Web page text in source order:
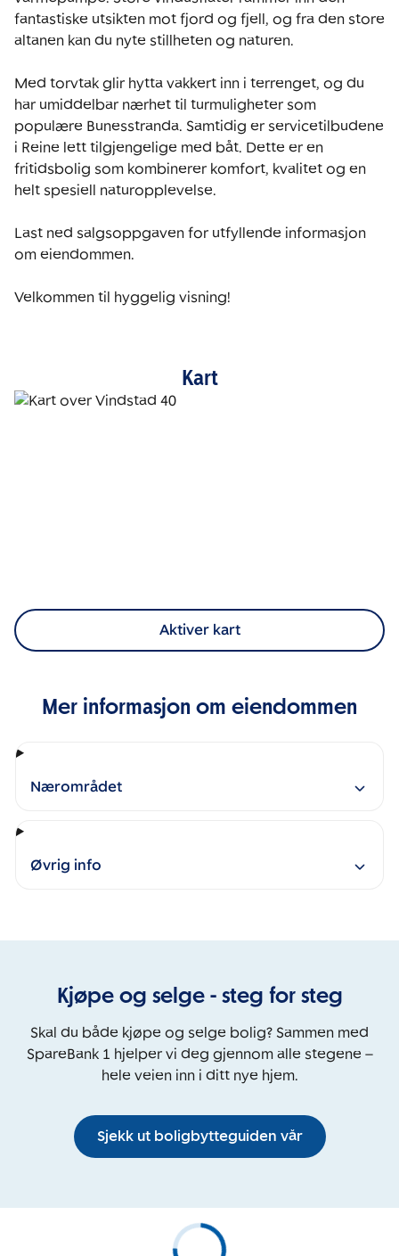
fantastiske utsikten mot fjord og fjell, og fra den store
altanen kan du nyte stillheten og naturen.
Med torvtak glir hytta vakkert inn i terrenget, og du
har umiddelbar nærhet til turmuligheter som
populære Bunesstranda. Samtidig er servicetilbudene
i Reine lett tilgjengelige med båt. Dette er en
fritidsbolig som kombinerer komfort, kvalitet og en
helt spesiell naturopplevelse.
Last ned salgsoppgaven for utfyllende informasjon
om eiendommen.
Velkommen til hyggelig visning!
Kart
Aktiver kart
Mer informasjon om eiendommen
Nærområdet
Øvrig info
Kjøpe og selge - steg for steg
Skal du både kjøpe og selge bolig? Sammen med
SpareBank 1 hjelper vi deg gjennom alle stegene –
hele veien inn i ditt nye hjem.
Sjekk ut boligbytteguiden vår